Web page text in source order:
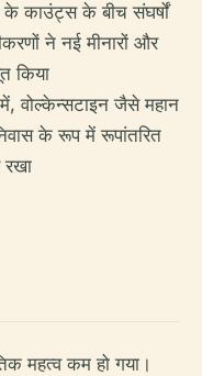
के काउंट्स के बीच संघर्षों
ने नई मीनारों और
किया
में, वोल्केन्सटाइन जैसे महान
के रूप में रूपांतरित
महत्व कम हो गया।